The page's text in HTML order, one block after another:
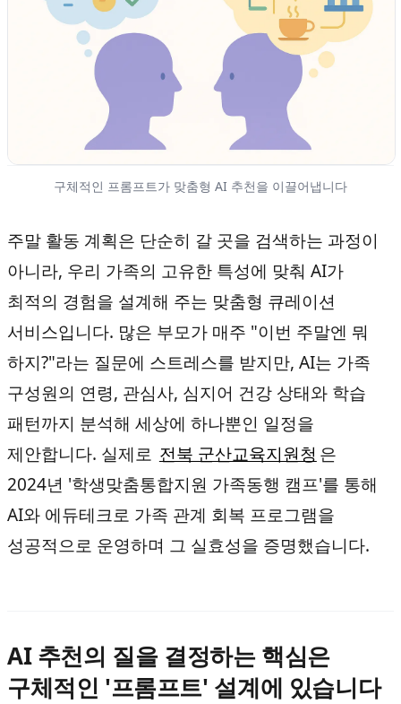
구체적인 프롬프트가 맞춤형 AI 추천을 이끌어냅니다
주말 활동 계획은 단순히 갈 곳을 검색하는 과정이
아니라, 우리 가족의 고유한 특성에 맞춰 AI가
최적의 경험을 설계해 주는 맞춤형 큐레이션
서비스입니다. 많은 부모가 매주 "이번 주말엔 뭐
하지?"라는 질문에 스트레스를 받지만, AI는 가족
구성원의 연령, 관심사, 심지어 건강 상태와 학습
패턴까지 분석해 세상에 하나뿐인 일정을
제안합니다. 실제로 전북 군산교육지원청 은
2024년 '학생맞춤통합지원 가족동행 캠프'를 통해
AI와 에듀테크로 가족 관계 회복 프로그램을
성공적으로 운영하며 그 실효성을 증명했습니다.
AI 추천의 질을 결정하는 핵심은
구체적인 '프롬프트' 설계에 있습니다